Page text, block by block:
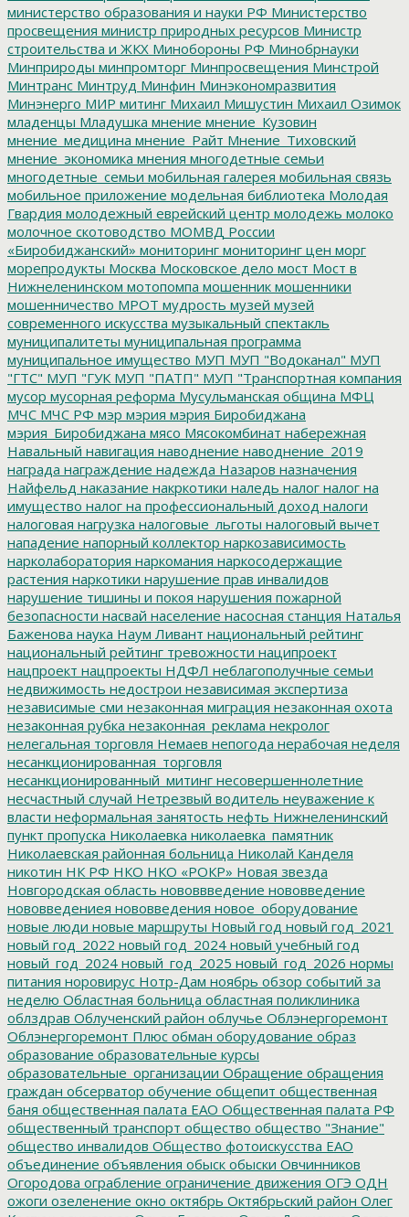
министерство образования и науки РФ Министерство
просвещения министр природных ресурсов Министр
строительства и ЖКХ Минобороны РФ Минобрнауки
Минприроды минпромторг Минпросвещения Минстрой
Минтранс Минтруд Минфин Минэкономразвития
Минэнерго МИР митинг Михаил Мишустин Михаил Озимок
младенцы Младушка мнение мнение_Кузовин
мнение_медицина мнение_Райт Мнение_Тиховский
мнение_экономика мнения многодетные семьи
многодетные_семьи мобильная галерея мобильная связь
мобильное приложение модельная библиотека Молодая
Гвардия молодежный еврейский центр молодежь молоко
молочное скотоводство МОМВД России
«Биробиджанский» мониторинг мониторинг цен морг
морепродукты Москва Московское дело мост Мост в
Нижнеленинском мотопомпа мошенник мошенники
мошенничество МРОТ мудрость музей музей
современного искусства музыкальный спектакль
муниципалитеты муниципальная программа
муниципальное имущество МУП МУП "Водоканал" МУП
"ГТС" МУП "ГУК МУП "ПАТП" МУП "Транспортная компания
мусор мусорная реформа Мусульманская община МФЦ
МЧС МЧС РФ мэр мэрия мэрия Биробиджана
мэрия_Биробиджана мясо Мясокомбинат набережная
Навальный навигация наводнение наводнение_2019
награда награждение надежда Назаров назначения
Найфельд наказание накркотики наледь налог налог на
имущество налог на профессиональный доход налоги
налоговая нагрузка налоговые_льготы налоговый вычет
нападение напорный коллектор наркозависимость
нарколаборатория наркомания наркосодержащие
растения наркотики нарушение прав инвалидов
нарушение тишины и покоя нарушения пожарной
безопасности насвай население насосная станция Наталья
Баженова наука Наум Ливант национальный рейтинг
национальный рейтинг тревожности наципроект
нацпроект нацпроекты НДФЛ неблагополучные семьи
недвижимость недострои независимая экспертиза
независимые сми незаконная миграция незаконная охота
незаконная рубка незаконная_реклама некролог
нелегальная торговля Немаев непогода нерабочая неделя
несанкционированная_торговля
несанкционированный_митинг несовершеннолетние
несчастный случай Нетрезвый водитель неуважение к
власти неформальная занятость нефть Нижнеленинский
пункт пропуска Николаевка николаевка_памятник
Николаевская районная больница Николай Канделя
никотин НК РФ НКО НКО «РОКР» Новая звезда
Новгородская область нововвведение нововведение
нововведениея нововведения новое_оборудование
новые люди новые маршруты Новый год новый год_2021
новый год_2022 новый год_2024 новый учебный год
новый_год_2024 новый_год_2025 новый_год_2026 нормы
питания норовирус Нотр-Дам ноябрь обзор событий за
неделю Областная больница областная поликлиника
облздрав Облученский район облучье Облэнергоремонт
Облэнергоремонт Плюс обман оборудование образ
образование образовательные курсы
образовательные_организации Обращение обращения
граждан обсерватор обучение общепит общественная
баня общественная палата ЕАО Общественная палата РФ
общественный транспорт общество общество "Знание"
общество инвалидов Общество фотоискусства ЕАО
объединение объявления обыск обыски Овчинников
Огородова ограбление ограничение движения ОГЭ ОДН
ожоги озеленение окно октябрь Октябрьский район Олег